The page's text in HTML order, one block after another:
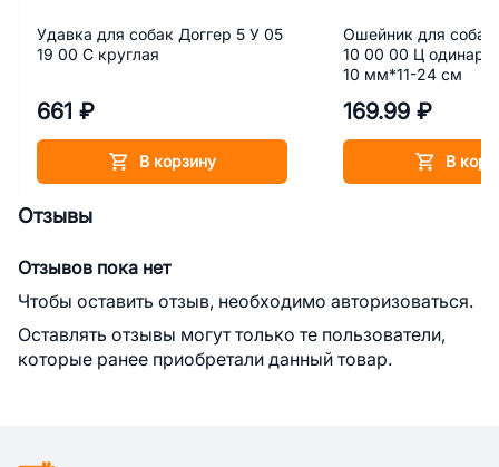
Удавка для собак Доггер 5 У 05
19 00 С круглая
661 ₽
В корзину
Ошейник для собак
10 00 00 Ц
10 мм*11-24 см
169.99 ₽
В
Отзывы
Отзывов пока нет
Чтобы оставить отзыв, необходимо авторизоваться.
Оставлять отзывы могут только те пользователи,
которые ранее приобретали данный товар.